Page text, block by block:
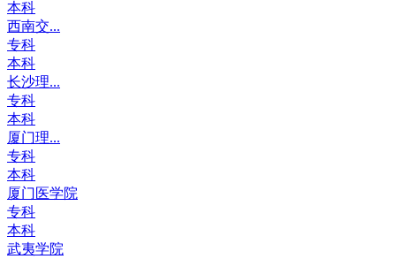
本科
西南交...
专科
本科
长沙理...
专科
本科
厦门理...
专科
本科
厦门医学院
专科
本科
武夷学院